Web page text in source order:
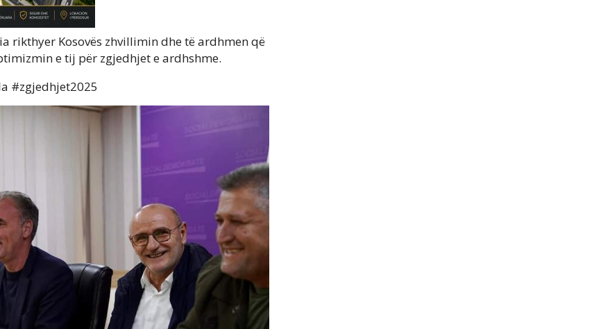
rikthyer Kosovës zhvillimin dhe të ardhmen që
e tij për zgjedhjet e ardhshme.
#zgjedhjet2025